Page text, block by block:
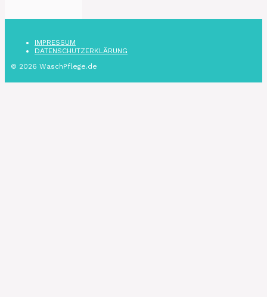
IMPRESSUM
DATENSCHUTZ­ERKLÄRUNG
© 2026 WaschPflege.de